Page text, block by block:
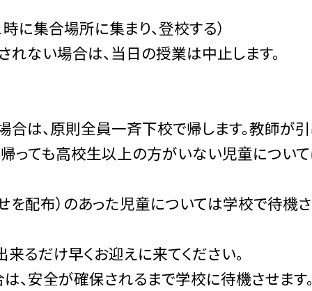
合場所に集まり、登校する）
ない場合は、当日の授業は中止します。
合は、原則全員一斉下校で帰します。教師が
っても高校生以上の方がいない児童について
を配布）のあった児童については学校で待機
るだけ早くお迎えに来てください。
、安全が確保されるまで学校に待機させます